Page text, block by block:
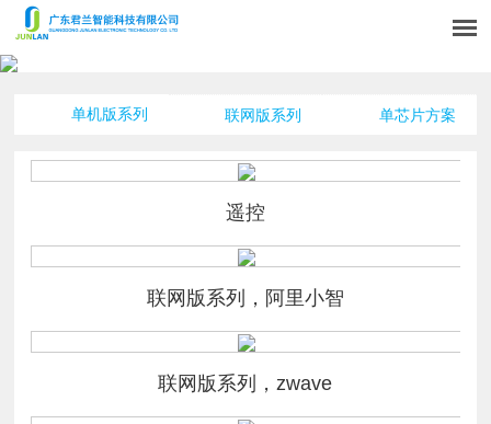
单机版系列 联网版系列 单芯片方案
遥控
联网版系列，阿里小智
联网版系列，zwave